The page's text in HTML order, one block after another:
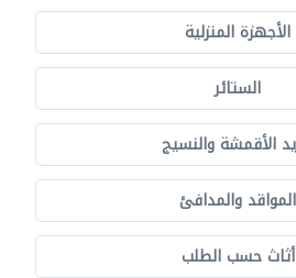
الأجهزة المنزلية
الستائر
الأقمشة والنسيج
المواقد والمدافئ
أثاث حسب الطلب